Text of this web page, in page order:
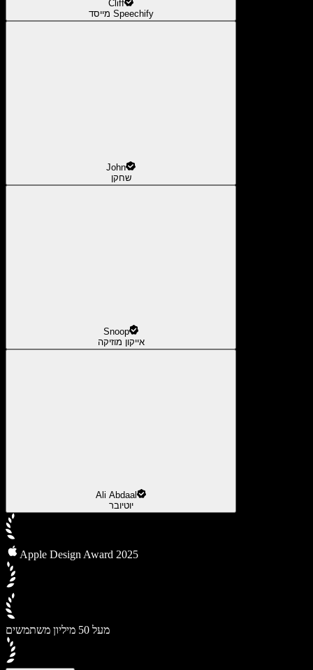
Cliff
מייסד Speechify
John
שחקן
Snoop
אייקון מוזיקה
Ali Abdaal
יוטיובר
Apple Design Award 2025
מעל 50 מיליון משתמשים